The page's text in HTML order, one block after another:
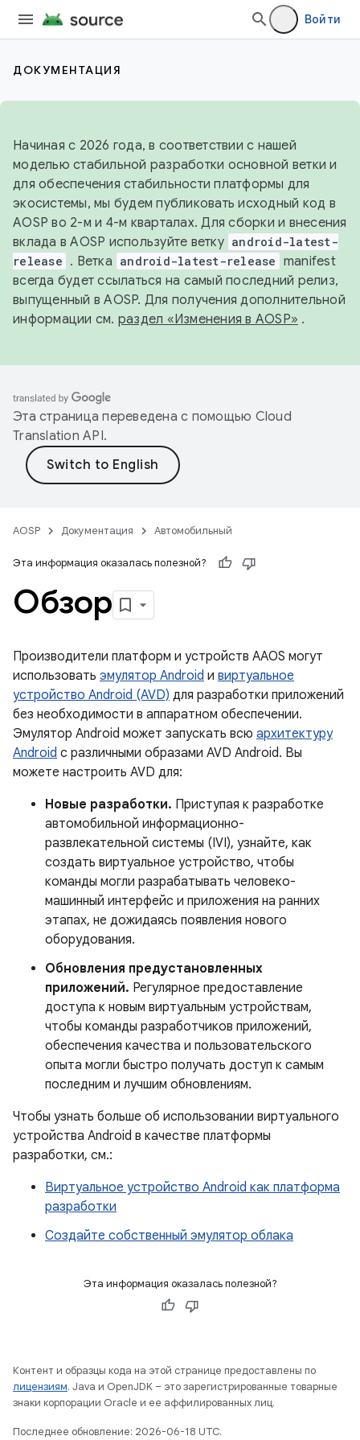
Войти
ДОКУМЕНТАЦИЯ
Начиная с 2026 года, в соответствии с нашей
моделью стабильной разработки основной ветки и
для обеспечения стабильности платформы для
экосистемы, мы будем публиковать исходный код в
AOSP во 2-м и 4-м кварталах. Для сборки и внесения
вклада в AOSP используйте ветку android-latest-
release . Ветка android-latest-release manifest
всегда будет ссылаться на самый последний релиз,
выпущенный в AOSP. Для получения дополнительной
информации см. раздел «Изменения в AOSP» .
Эта страница переведена с помощью Cloud
Translation API.
AOSP Документация Автомобильный
Эта информация оказалась полезной?
Обзор
Производители платформ и устройств AAOS могут
использовать эмулятор Android и виртуальное
устройство Android (AVD) для разработки приложений
без необходимости в аппаратном обеспечении.
Эмулятор Android может запускать всю архитектуру
Android с различными образами AVD Android. Вы
можете настроить AVD для:
Новые разработки. Приступая к разработке
автомобильной информационно-
развлекательной системы (IVI), узнайте, как
создать виртуальное устройство, чтобы
команды могли разрабатывать человеко-
машинный интерфейс и приложения на ранних
этапах, не дожидаясь появления нового
оборудования.
Обновления предустановленных
приложений. Регулярное предоставление
доступа к новым виртуальным устройствам,
чтобы команды разработчиков приложений,
обеспечения качества и пользовательского
опыта могли быстро получать доступ к самым
последним и лучшим обновлениям.
Чтобы узнать больше об использовании виртуального
устройства Android в качестве платформы
разработки, см.:
Виртуальное устройство Android как платформа
разработки
Создайте собственный эмулятор облака
Эта информация оказалась полезной?
Контент и образцы кода на этой странице предоставлены по
лицензиям. Java и OpenJDK – это зарегистрированные товарные
знаки корпорации Oracle и ее аффилированных лиц.
Последнее обновление: 2026-06-18 UTC.